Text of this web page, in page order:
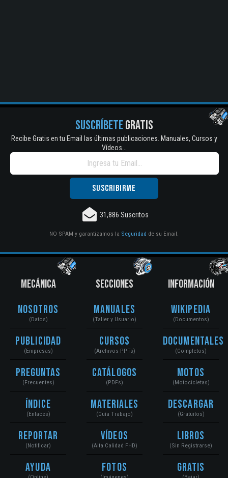
SUSCRÍBETEGRATIS
Recibe Gratis en tu Email las últimas publicaciones. Manuales, Cursos y
Vídeos...
31,886 Suscritos
NO SPAM y garantizamos la Seguridad de su Email.
MECÁNICA
Nosotros
(Datos)
Publicidad
(Empresas)
Preguntas
(Frecuentes)
Índice
(Enlaces)
Reportar
(Notificar)
Ayuda
SECCIONES
Manuales
(Taller y Usuario)
Cursos
(Archivos PPTs)
Catálogos
(PDFs)
Materiales
(Guía Trabajo)
Vídeos
(Alta Calidad FHD)
Fotos
INFORMACIÓN
Wikipedia
(Documentos)
Documentales
(Completos)
Motos
(Motocicletas)
Descargar
(Gratuitos)
Libros
(Sin Registrarse)
Gratis